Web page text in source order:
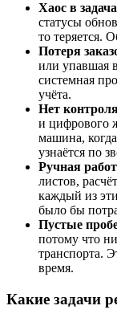
Хаос в
статусы
то теряется.
Потеря
или упавшая
системная
учёта.
Нет
и цифрового
машина,
узнаётся по
Ручная
листов,
каждый из
было бы
Пустые
потому что
транспорта.
время.
Какие задачи